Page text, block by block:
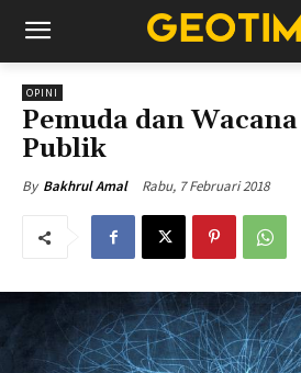
OPINI
Pemuda dan
Publik
By Bakhrul Amal Rabu, 7 Februari 2018